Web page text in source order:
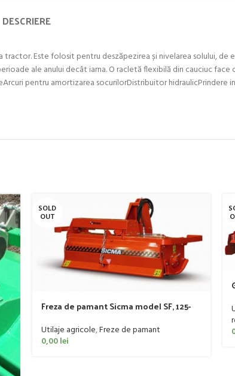
DESCRIERE
Este folosit pentru deszăpezirea și nivelarea solului, de
ale anului decât iarna. O racletă flexibilă din cauciuc
pentru amortizarea socurilorDistribuitor hidraulicPrindere
SOLD
OUT
Freza de pamant Sicma model SF, 125-
Utilaje agricole,Freze de pamant
0,00lei